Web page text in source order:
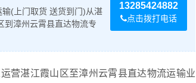
13285424882
点击拨打电话
(上门取货 送货到门)从湛
到漳州云霄县直达物流专
营湛江霞山区至漳州云霄县直达物流运输业